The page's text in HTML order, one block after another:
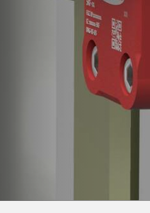
Banner Measurement
Software de Configuración